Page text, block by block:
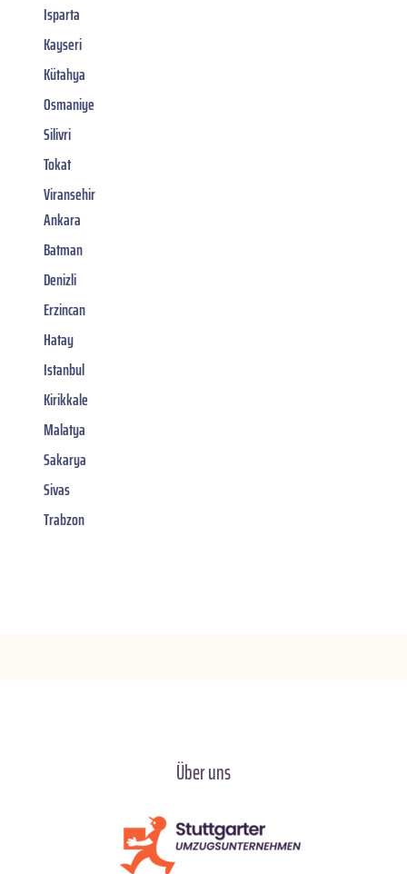
Isparta
Kayseri
Kütahya
Osmaniye
Silivri
Tokat
Viransehir
Ankara
Batman
Denizli
Erzincan
Hatay
Istanbul
Kirikkale
Malatya
Sakarya
Sivas
Trabzon
Über uns